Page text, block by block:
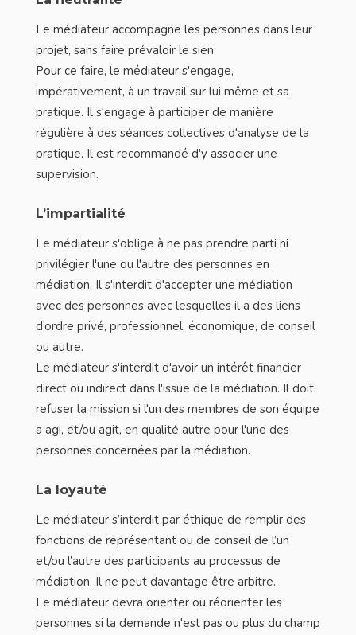
Le médiateur accompagne les personnes dans leur
projet, sans faire prévaloir le sien.
Pour ce faire, le médiateur s'engage,
impérativement, à un travail sur lui même et sa
pratique. Il s'engage à participer de manière
régulière à des séances collectives d'analyse de la
pratique. Il est recommandé d'y associer une
supervision.
L’impartialité
Le médiateur s'oblige à ne pas prendre parti ni
privilégier l'une ou l'autre des personnes en
médiation. Il s'interdit d'accepter une médiation
avec des personnes avec lesquelles il a des liens
d’ordre privé, professionnel, économique, de conseil
ou autre.
Le médiateur s'interdit d'avoir un intérêt financier
direct ou indirect dans l'issue de la médiation. Il doit
refuser la mission si l'un des membres de son équipe
a agi, et/ou agit, en qualité autre pour l'une des
personnes concernées par la médiation.
La loyauté
Le médiateur s’interdit par éthique de remplir des
fonctions de représentant ou de conseil de l’un
et/ou l’autre des participants au processus de
médiation. Il ne peut davantage être arbitre.
Le médiateur devra orienter ou réorienter les
personnes si la demande n'est pas ou plus du champ